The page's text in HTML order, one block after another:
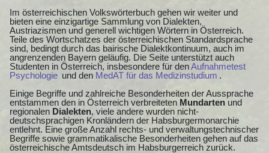
Im österreichischen Volkswörterbuch gehen wir weiter und
bieten eine einzigartige Sammlung von Dialekten,
Austriazismen und generell wichtigen Wörtern in Österreich.
Teile des Wortschatzes der österreichischen Standardsprache
sind, bedingt durch das bairische Dialektkontinuum, auch im
angrenzenden Bayern geläufig. Die Seite unterstützt auch
Studenten in Österreich, insbesondere für denAufnahmetest
Psychologie und den MedAT für das Medizinstudium .
Einige Begriffe und zahlreiche Besonderheiten der Aussprache
entstammen den in Österreich verbreiteten Mundarten und
regionalen Dialekten, viele andere wurden nicht-
deutschsprachigen Kronländern der Habsburgermonarchie
entlehnt. Eine große Anzahl rechts- und verwaltungstechnischer
Begriffe sowie grammatikalische Besonderheiten gehen auf das
österreichische Amtsdeutsch im Habsburgerreich zurück.